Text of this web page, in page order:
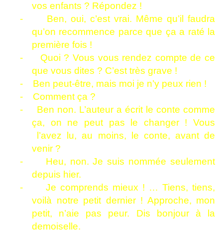
vos enfants ? Répondez !
-
Ben, oui, c’est vrai. Même qu’il faudra
qu’on recommence parce que ça a raté la
première fois !
-
Quoi ? Vous vous rendez compte de ce
que vous dites ? C’est très grave !
-
Ben peut-être, mais moi je n’y peux rien !
-
Comment ça ?
-
Ben non. L’auteur a écrit le conte comme
ça, on ne peut pas le changer ! Vous
l’avez lu, au moins, le conte, avant de
venir ?
-
Heu, non. Je suis nommée seulement
depuis hier.
-
Je comprends mieux ! … Tiens, tiens,
voilà notre petit dernier ! Approche, mon
petit, n’aie pas peur. Dis bonjour à la
demoiselle.